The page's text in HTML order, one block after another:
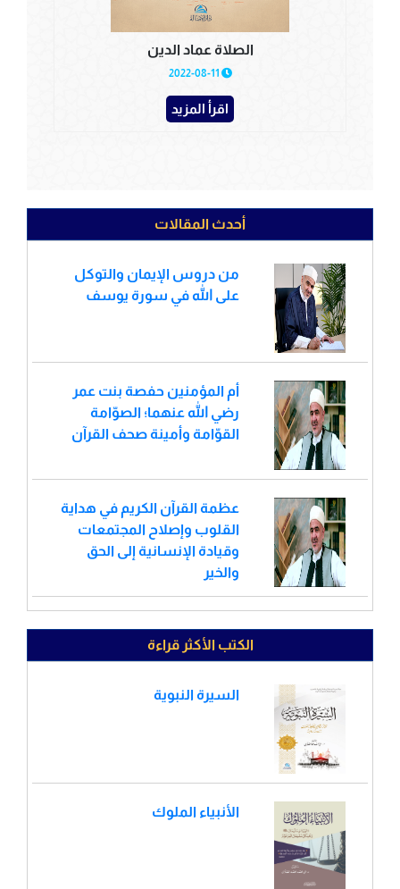
الصلاة عماد الدين
اقرأ المزيد
أحدث المقالات
من دروس الإيمان والتوكل
على الله في سورة يوسف
أم المؤمنين حفصة بنت عمر
رضي الله عنهما؛ الصوّامة
القوّامة وأمينة صحف القرآن
عظمة القرآن الكريم في هداية
القلوب وإصلاح المجتمعات
وقيادة الإنسانية إلى الحق
والخير
الكتب الأكثر قراءة
السيرة النبوية
الأنبياء الملوك